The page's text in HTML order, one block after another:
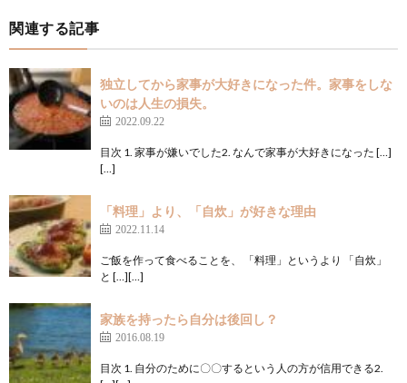
関連する記事
独立してから家事が大好きになった件。家事をしな
いのは人生の損失。
2022.09.22
目次 1. 家事が嫌いでした2. なんで家事が大好きになった […]
[…]
「料理」より、「自炊」が好きな理由
2022.11.14
ご飯を作って食べることを、 「料理」というより 「自炊」
と […][…]
家族を持ったら自分は後回し？
2016.08.19
目次 1. 自分のために〇〇するという人の方が信用できる2.